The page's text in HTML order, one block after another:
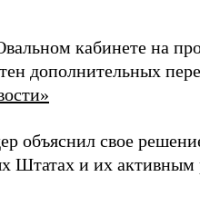
кабинете на
дополнительных
объяснил свое
Штатах и их активным